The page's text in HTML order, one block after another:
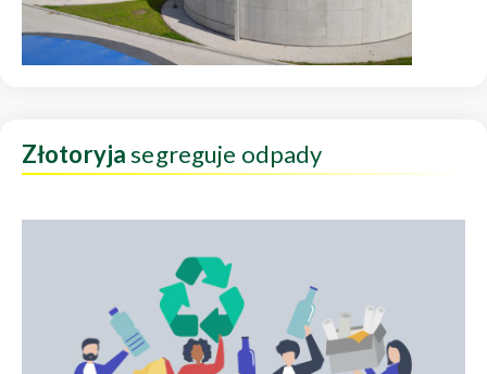
Złotoryjasegreguje odpady